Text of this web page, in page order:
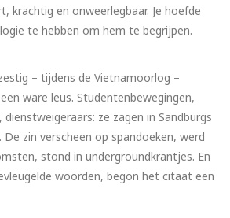
krachtig en onweerlegbaar. Je hoefde
te hebben om hem te begrijpen.
– tijdens de Vietnamoorlog –
ware leus. Studentenbewegingen,
ze zagen in Sandburgs
zin verscheen op spandoeken, werd
stond in undergroundkrantjes. En
woorden, begon het citaat een